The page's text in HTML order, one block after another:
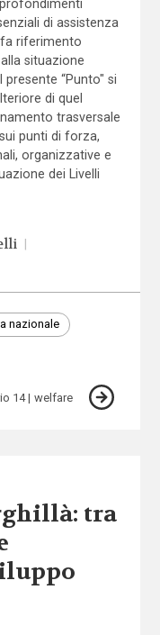
di assistenza
fa riferimento
situazione
presente “Punto" si
di quel
trasversale
punti di forza,
organizzative e
dei Livelli
nazionale
14 welfare
tra